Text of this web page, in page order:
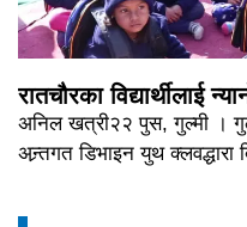
रातचौरका विद्यार्थीलाई
अनिल खत्री२२ पुस, गुल्मी ।
अन्र्तगत डिभाइन युथ क्लवद्धारा